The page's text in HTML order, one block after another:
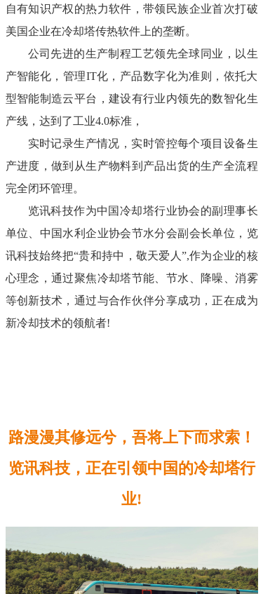
自有知识产权的热力软件，带领民族企业首次打破
美国企业在冷却塔传热软件上的垄断。
公司先进的生产制程工艺领先全球同业，以生
产智能化，管理IT化，产品数字化为准则，依托大
型智能制造云平台，建设有行业内领先的数智化生
产线，达到了工业4.0标准，
实时记录生产情况，实时管控每个项目设备生
产进度，做到从生产物料到产品出货的生产全流程
完全闭环管理。
览讯科技作为中国冷却塔行业协会的副理事长
单位、中国水利企业协会节水分会副会长单位，览
讯科技始终把“贵和持中，敬天爱人”,作为企业的核
心理念，通过聚焦冷却塔节能、节水、降噪、消雾
等创新技术，通过与合作伙伴分享成功，正在成为
新冷却技术的领航者!
路漫漫其修远兮，吾将上下而求索！
览讯科技，正在引领中国的冷却塔行
业!